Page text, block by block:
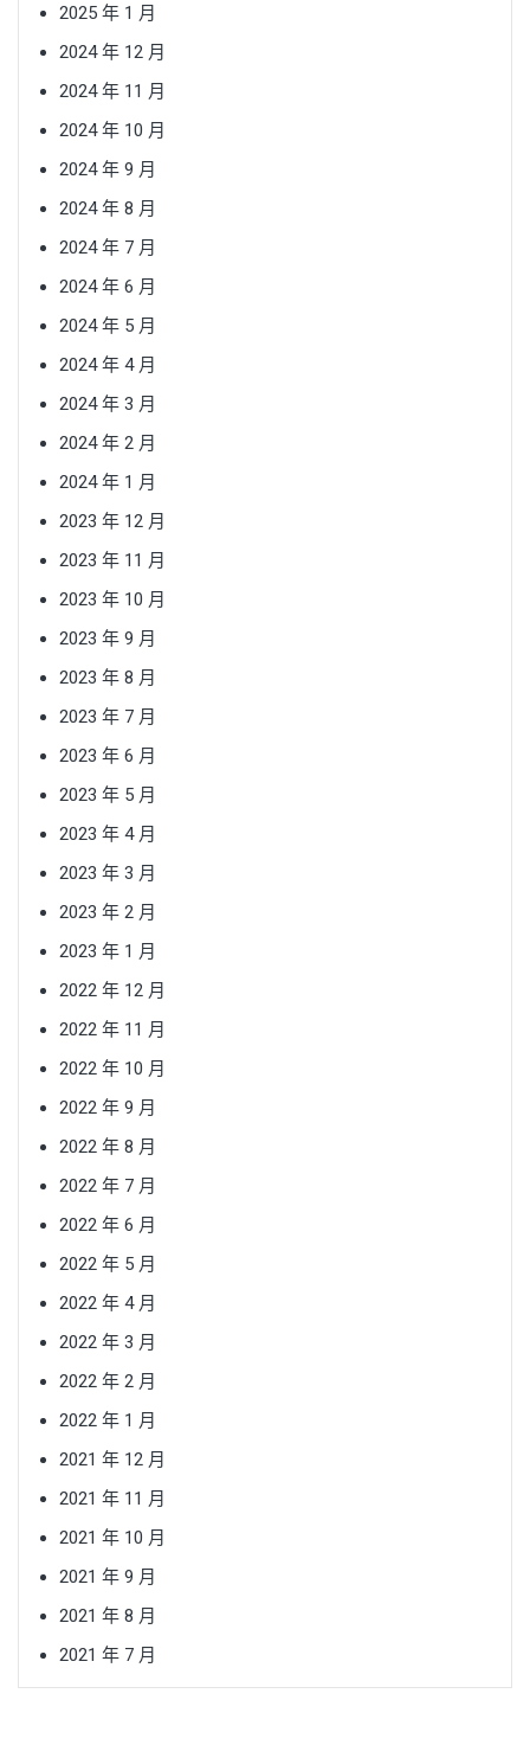
2025 年 1 月
2024 年 12 月
2024 年 11 月
2024 年 10 月
2024 年 9 月
2024 年 8 月
2024 年 7 月
2024 年 6 月
2024 年 5 月
2024 年 4 月
2024 年 3 月
2024 年 2 月
2024 年 1 月
2023 年 12 月
2023 年 11 月
2023 年 10 月
2023 年 9 月
2023 年 8 月
2023 年 7 月
2023 年 6 月
2023 年 5 月
2023 年 4 月
2023 年 3 月
2023 年 2 月
2023 年 1 月
2022 年 12 月
2022 年 11 月
2022 年 10 月
2022 年 9 月
2022 年 8 月
2022 年 7 月
2022 年 6 月
2022 年 5 月
2022 年 4 月
2022 年 3 月
2022 年 2 月
2022 年 1 月
2021 年 12 月
2021 年 11 月
2021 年 10 月
2021 年 9 月
2021 年 8 月
2021 年 7 月